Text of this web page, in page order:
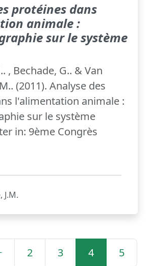
protéines dans
animale :
sur le système
, Bechade, G.. & Van
(2011). Analyse des
l'alimentation animale :
sur le système
in: 9ème Congrès
J.M.
2 3 4 5